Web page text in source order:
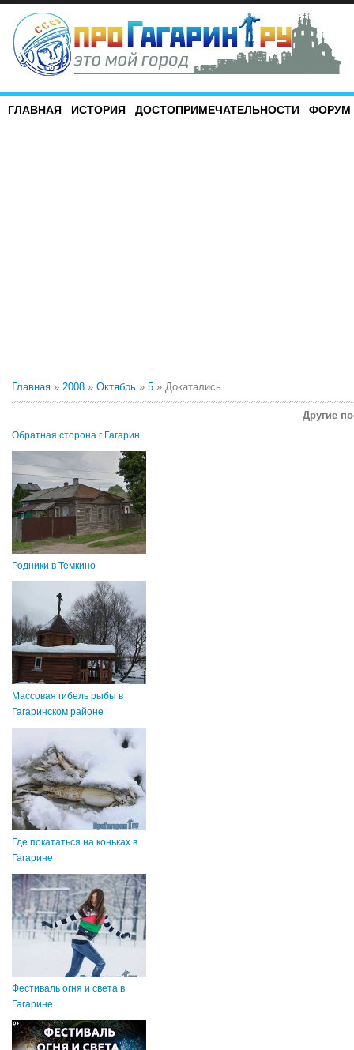
ГЛАВНАЯ ИСТОРИЯ ДОСТОПРИМЕЧАТЕЛЬНОСТИ ФОРУМ
Главная » 2008 » Октябрь » 5 » Докатались
Другие
Обратная сторона г Гагарин
Родники в Темкино
Массовая гибель рыбы в
Гагаринском районе
Где покататься на коньках в
Гагарине
Фестиваль огня и света в
Гагарине